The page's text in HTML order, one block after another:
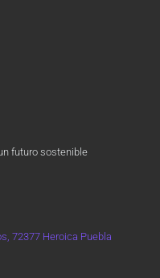
futuro sostenible
72377 Heroica Puebla